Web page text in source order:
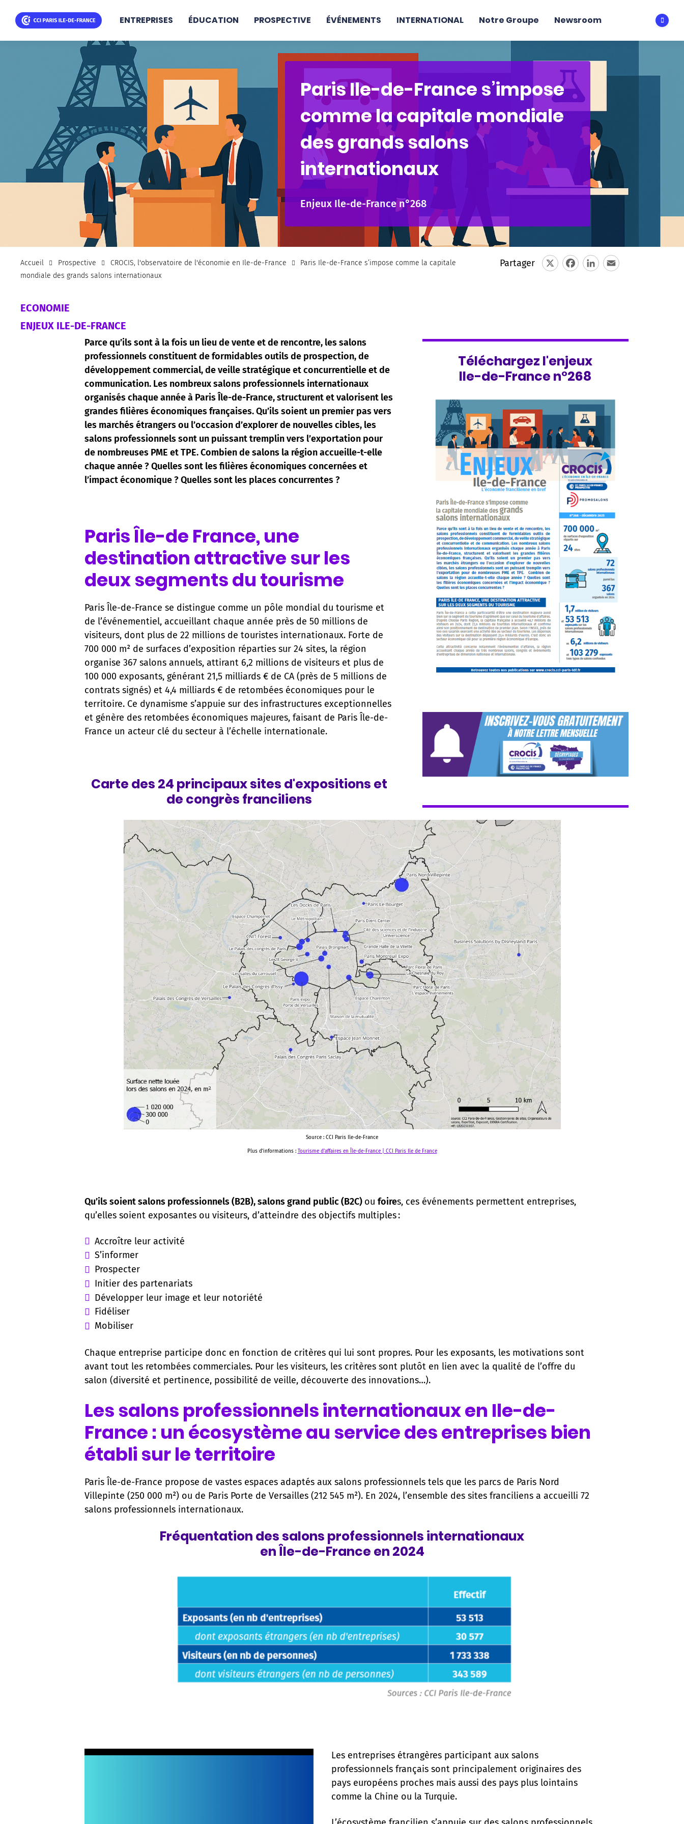
ENTREPRISES ÉDUCATION PROSPECTIVE ÉVÉNEMENTS INTERNATIONAL Notre Groupe Newsroom
Paris Ile-de-France s’impose
comme la capitale mondiale
des grands salons
internationaux
Enjeux Ile-de-France n°268
Accueil Prospective CROCIS, l'observatoire de l'économie en Ile-de-France
Paris Ile-de-France s’impose comme la capitale
mondiale des grands salons internationaux
Partager
ECONOMIE
ENJEUX ILE-DE-FRANCE
Téléchargez l'enjeux
Ile-de-France n°268
Parce qu’ils sont à la fois un lieu de vente et de rencontre, les salons
professionnels constituent de formidables outils de prospection, de
développement commercial, de veille stratégique et concurrentielle et de
communication. Les nombreux salons professionnels internationaux
organisés chaque année à Paris Île-de-France, structurent et valorisent les
grandes filières économiques françaises. Qu’ils soient un premier pas vers
les marchés étrangers ou l’occasion d’explorer de nouvelles cibles, les
salons professionnels sont un puissant tremplin vers l’exportation pour
de nombreuses PME et TPE. Combien de salons la région accueille-t-elle
chaque année ? Quelles sont les filières économiques concernées et
l’impact économique ? Quelles sont les places concurrentes ?
Paris Île-de France, une
destination attractive sur les
deux segments du tourisme
Paris Île-de-France se distingue comme un pôle mondial du tourisme et
de l’événementiel, accueillant chaque année près de 50 millions de
visiteurs, dont plus de 22 millions de touristes internationaux. Forte de
700 000 m² de surfaces d’exposition réparties sur 24 sites, la région
organise 367 salons annuels, attirant 6,2 millions de visiteurs et plus de
100 000 exposants, générant 21,5 milliards € de CA (près de 5 millions de
contrats signés) et 4,4 milliards € de retombées économiques pour le
territoire. Ce dynamisme s’appuie sur des infrastructures exceptionnelles
et génère des retombées économiques majeures, faisant de Paris Île-de-
France un acteur clé du secteur à l’échelle internationale.
Carte des 24 principaux sites d'expositions et
de congrès franciliens
Source : CCI Paris Ile-de-France
Plus d’informations : Tourisme d’affaires en Île-de-France | CCI Paris Ile de France
Qu’ils soient salons professionnels (B2B), salons grand public (B2C) oufoires, ces événements permettent entreprises,
qu’elles soient exposantes ou visiteurs, d’atteindre des objectifs multiples :
Accroître leur activité
S’informer
Prospecter
Initier des partenariats
Développer leur image et leur notoriété
Fidéliser
Mobiliser
Chaque entreprise participe donc en fonction de critères qui lui sont propres. Pour les exposants, les motivations sont
avant tout les retombées commerciales. Pour les visiteurs, les critères sont plutôt en lien avec la qualité de l’offre du
salon (diversité et pertinence, possibilité de veille, découverte des innovations…).
Les salons professionnels internationaux en Ile-de-
France : un écosystème au service des entreprises bien
établi sur le territoire
Paris Île-de-France propose de vastes espaces adaptés aux salons professionnels tels que les parcs de Paris Nord
Villepinte (250 000 m²) ou de Paris Porte de Versailles (212 545 m²). En 2024, l’ensemble des sites franciliens a accueilli 72
salons professionnels internationaux.
Fréquentation des salons professionnels internationaux
en Île-de-France en 2024
Texte
Les entreprises étrangères participant aux salons
professionnels français sont principalement originaires des
pays européens proches mais aussi des pays plus lointains
comme la Chine ou la Turquie.